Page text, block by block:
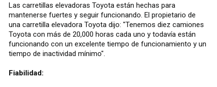
Las carretillas elevadoras Toyota están hechas para
mantenerse fuertes y seguir funcionando. El propietario de
una carretilla elevadora Toyota dijo: "Tenemos diez camiones
Toyota con más de 20,000 horas cada uno y todavía están
funcionando con un excelente tiempo de funcionamiento y un
tiempo de inactividad mínimo".
Fiabilidad: